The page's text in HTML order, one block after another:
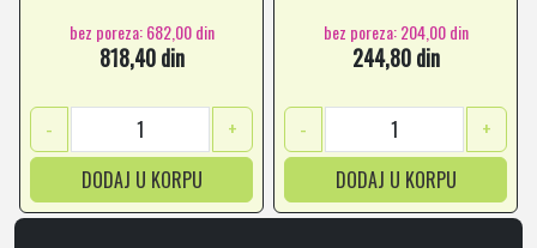
bez poreza: 682,00 din
818,40 din
-
+
DODAJ U KORPU
bez poreza: 204,00 din
244,80 din
-
+
DODAJ U KORPU